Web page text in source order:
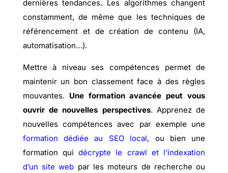
dernières tendances. Les algorithmes changent
constamment, de même que les techniques de
référencement et de création de contenu (IA,
automatisation…).
Mettre à niveau ses compétences permet de
maintenir un bon classement face à des règles
mouvantes. Une formation avancée peut vous
ouvrir de nouvelles perspectives. Apprenez de
nouvelles compétences avec par exemple une
formation dédiée au SEO local, ou bien une
formation quidécrypte le crawl et l’indexation
d’un site web par les moteurs de recherche ou